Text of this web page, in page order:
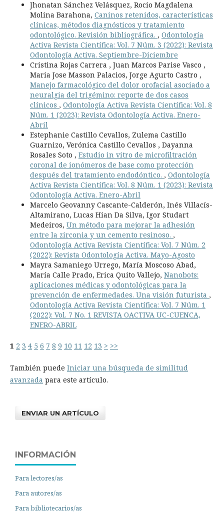
Jhonatan Sánchez Velásquez, Rocio Magdalena
Molina Barahona, Caninos retenidos, características
clínicas, métodos diagnósticos y tratamiento
odontológico. Revisión bibliográfica. , Odontología
Activa Revista Científica: Vol. 7 Núm. 3 (2022): Revista
Odontología Activa. Septiembre-Diciembre
Cristina Rojas Carrera , Juan Marcos Parise Vasco ,
Maria Jose Masson Palacios, Jorge Agurto Castro ,
Manejo farmacológico del dolor orofacial asociado a
neuralgia del trigémino: reporte de dos casos
clínicos , Odontología Activa Revista Científica: Vol. 8
Núm. 1 (2023): Revista Odontología Activa. Enero-
Abril
Estephanie Castillo Cevallos, Zulema Castillo
Guarnizo, Verónica Castillo Cevallos , Dayanna
Rosales Soto , Estudio in vitro de microfiltración
coronal de ionómeros de base como protección
después del tratamiento endodóntico. , Odontología
Activa Revista Científica: Vol. 8 Núm. 1 (2023): Revista
Odontología Activa. Enero-Abril
Marcelo Geovanny Cascante-Calderón, Inés Villacís-
Altamirano, Lucas Hian Da Silva, Igor Studart
Medeiros, Un método para mejorar la adhesión
entre la zirconia y un cemento resinoso. ,
Odontología Activa Revista Científica: Vol. 7 Núm. 2
(2022): Revista Odontología Activa. Mayo-Agosto
Mayra Samaniego Urrego, María Moscoso Abad,
María Calle Prado, Erica Quito Vallejo, Nanobots:
aplicaciones médicas y odontológicas para la
prevención de enfermedades. Una visión futurista ,
Odontología Activa Revista Científica: Vol. 7 Núm. 1
(2022): Vol. 7 No. 1 REVISTA OACTIVA UC-CUENCA,
ENERO-ABRIL
1 2 3 4 5 6 7 8 9 10 11 12 13 > >>
También puede Iniciar una búsqueda de similitud
avanzada para este artículo.
ENVIAR UN ARTÍCULO
INFORMACIÓN
Para lectores/as
Para autores/as
Para bibliotecarios/as